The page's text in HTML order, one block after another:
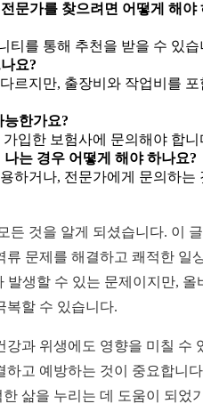
문가를 찾으려면 어떻게 해야
티를 통해 추천을 받을 수 있습
요?
르지만, 출장비와 작업비를 포
능한가요?
입한 보험사에 문의해야 합니
는 경우 어떻게 해야 하나요?
하거나, 전문가에게 문의하는
든 것을 알게 되셨습니다. 이
문제를 해결하고 쾌적한 일
생할 수 있는 문제이지만, 올
복할 수 있습니다.
과 위생에도 영향을 미칠 수
고 예방하는 것이 중요합니
삶을 누리는 데 도움이 되었